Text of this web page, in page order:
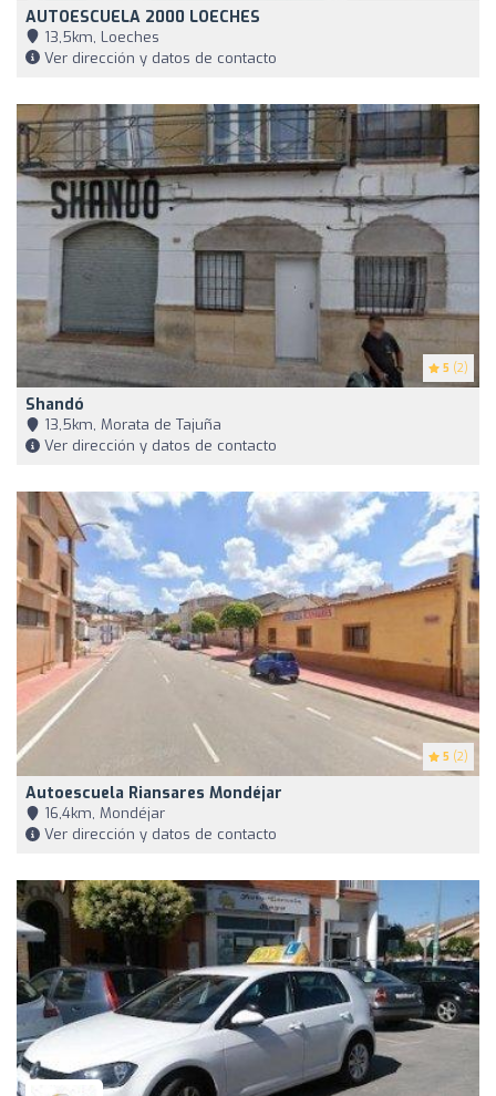
AUTOESCUELA 2000 LOECHES
13,5km, Loeches
Ver dirección y datos de contacto
5 (2)
Shandó
13,5km, Morata de Tajuña
Ver dirección y datos de contacto
5 (2)
Autoescuela Riansares Mondéjar
16,4km, Mondéjar
Ver dirección y datos de contacto